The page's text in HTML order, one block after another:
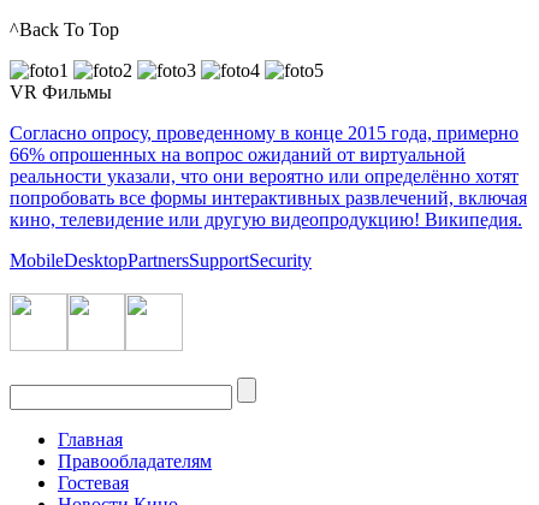
^Back To Top
VR Фильмы
Согласно опросу, проведенному в конце 2015 года, примерно
66% опрошенных на вопрос ожиданий от виртуальной
реальности указали, что они вероятно или определённо хотят
попробовать все формы интерактивных развлечений, включая
кино, телевидение или другую видеопродукцию! Википедия.
MobileDesktopPartnersSupportSecurity
Главная
Правообладателям
Гостевая